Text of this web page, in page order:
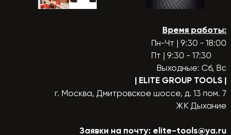
Время работы:
Пн-Чт | 9:30 - 18:00
Пт | 9:30 - 17:30
Выходные: Сб, Вс
| ELITE GROUP TOOLS |
г. Москва, Дмитровское шоссе, д. 13 пом. 7
ЖК Дыхание
Заявки на почту: elite-tools@ya.ru